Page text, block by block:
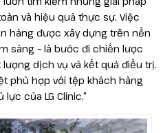
và hiệu quả thực sự. Việc
hàng được xây dựng trên nền
sàng – là bước đi chiến lược
dịch vụ và kết quả điều trị.
phù hợp với tệp khách hàng
của LG Clinic.”